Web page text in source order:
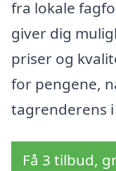
fra lokale
giver dig
priser og
for pengene,
tagrenderens i
Få 3 tilbud,